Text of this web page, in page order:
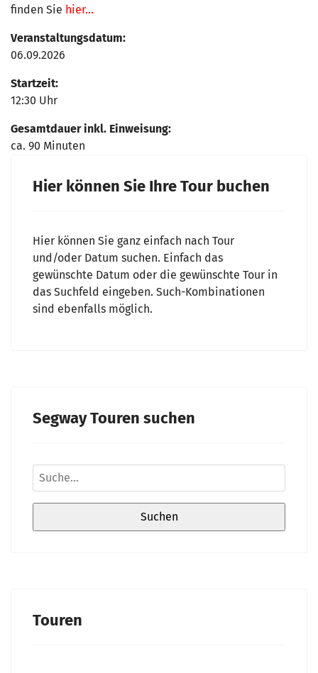
finden Sie hier...
Veranstaltungsdatum:
06.09.2026
Startzeit:
12:30 Uhr
Gesamtdauer inkl. Einweisung:
ca. 90 Minuten
Hier können Sie Ihre Tour buchen
Hier können Sie ganz einfach nach Tour
und/oder Datum suchen. Einfach das
gewünschte Datum oder die gewünschte Tour in
das Suchfeld eingeben. Such-Kombinationen
sind ebenfalls möglich.
Segway Touren suchen
Touren